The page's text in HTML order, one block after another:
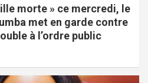
morte » ce mercredi, le
met en garde contre
à l’ordre public